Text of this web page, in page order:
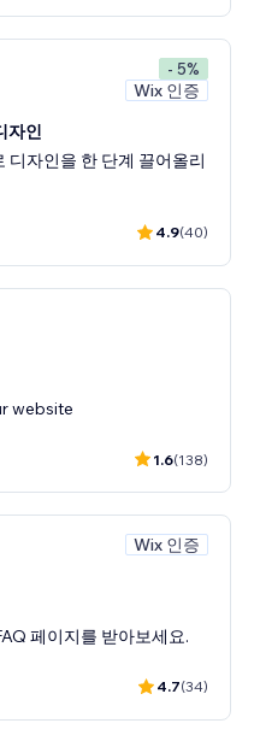
- 5%
Wix 인증
자인
디자인을 한 단계 끌어올리
4.9(40)
website
1.6(138)
Wix 인증
페이지를 받아보세요.
4.7(34)